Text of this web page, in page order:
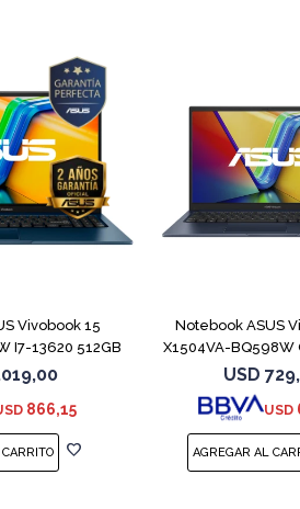
Vivobook 15
I7-13620 512GB
866,15
Notebook ASUS
X1504VA-BQ598W
512GB
USD
USD